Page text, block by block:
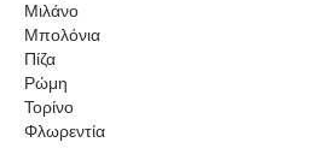
Μιλάνο
Μπολόνια
Πίζα
Ρώμη
Τορίνο
Φλωρεντία